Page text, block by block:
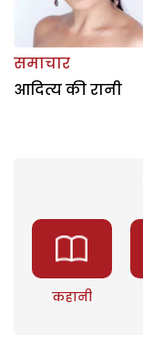
समाचार
आदित्य की रानी
कहानी